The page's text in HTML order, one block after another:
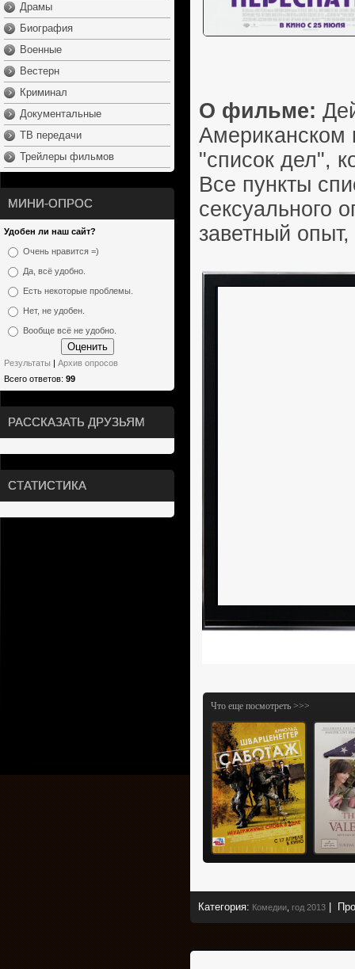
Драмы
Биография
Военные
Вестерн
Криминал
Документальные
ТВ передачи
Трейлеры фильмов
МИНИ-ОПРОС
Удобен ли наш сайт?
Очень нравится =)
Да, всё удобно.
Есть некоторые проблемы.
Нет, не удобен.
Вообще всё не удобно.
Результаты
Архив опросов
Всего ответов: 99
РАССКАЗАТЬ ДРУЗЬЯМ
СТАТИСТИКА
О фильме:
Американском
"список дел",
Все пункты
сексуального
заветный
Что еще посмотреть >>>
Категория: Комедии год 2013